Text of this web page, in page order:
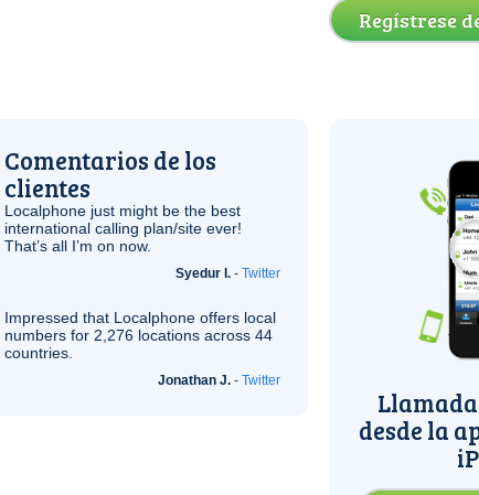
Regístrese
Comentarios de los
clientes
Localphone just might be the best
international calling plan/site ever!
That’s all I’m on now.
Syedur I. - Twitter
Impressed that Localphone offers local
numbers for 2,276 locations across 44
countries.
Jonathan J. - Twitter
desde la